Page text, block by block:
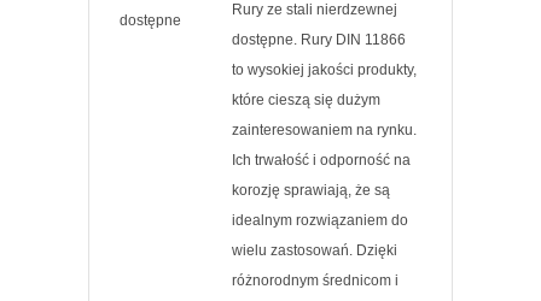
Rury ze stali nierdzewnej
dostępne. Rury DIN 11866
to wysokiej jakości produkty,
które cieszą się dużym
zainteresowaniem na rynku.
Ich trwałość i odporność na
korozję sprawiają, że są
idealnym rozwiązaniem do
wielu zastosowań. Dzięki
różnorodnym średnicom i